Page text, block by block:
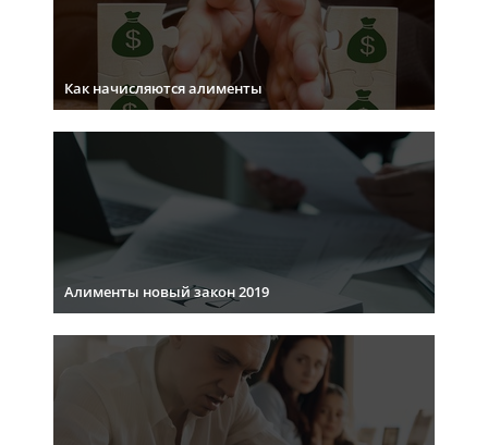
Как начисляются алименты
Алименты новый закон 2019